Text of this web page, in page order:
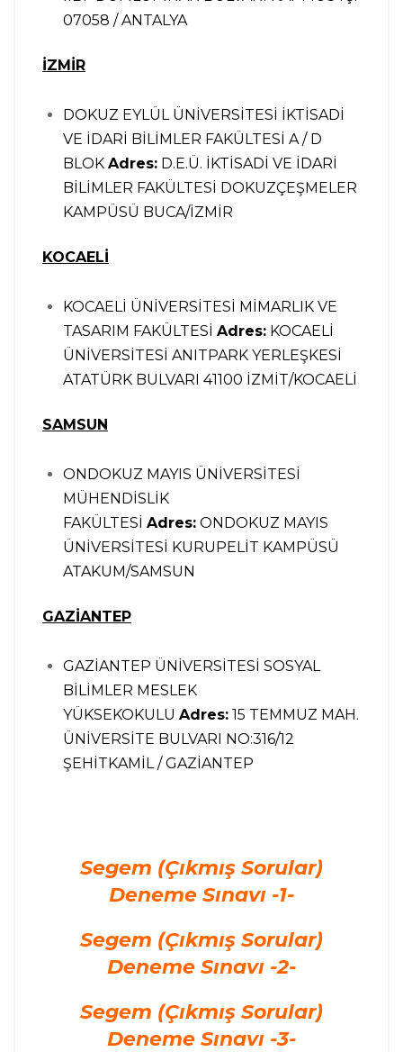
07058 / ANTALYA
İZMİR
DOKUZ EYLÜL ÜNİVERSİTESİ İKTİSADİ
VE İDARİ BİLİMLER FAKÜLTESİ A / D
BLOK Adres: D.E.Ü. İKTİSADİ VE İDARİ
BİLİMLER FAKÜLTESİ DOKUZÇEŞMELER
KAMPÜSÜ BUCA/İZMİR
KOCAELİ
KOCAELİ ÜNİVERSİTESİ MİMARLIK VE
TASARIM FAKÜLTESİ Adres: KOCAELİ
ÜNİVERSİTESİ ANITPARK YERLEŞKESİ
ATATÜRK BULVARI 41100 İZMİT/KOCAELİ
SAMSUN
ONDOKUZ MAYIS ÜNİVERSİTESİ
MÜHENDİSLİK
FAKÜLTESİ Adres: ONDOKUZ MAYIS
ÜNİVERSİTESİ KURUPELİT KAMPÜSÜ
ATAKUM/SAMSUN
GAZİANTEP
GAZİANTEP ÜNİVERSİTESİ SOSYAL
BİLİMLER MESLEK
YÜKSEKOKULU Adres: 15 TEMMUZ MAH.
ÜNİVERSİTE BULVARI NO:316/12
ŞEHİTKAMİL / GAZİANTEP
Segem (Çıkmış Sorular)
Deneme Sınavı -1-
Segem (Çıkmış Sorular)
Deneme Sınavı -2-
Segem (Çıkmış Sorular)
Deneme Sınavı -3-